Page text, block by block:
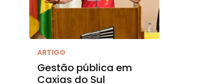
ARTIGO
Gestão pública em
Caxias do Sul